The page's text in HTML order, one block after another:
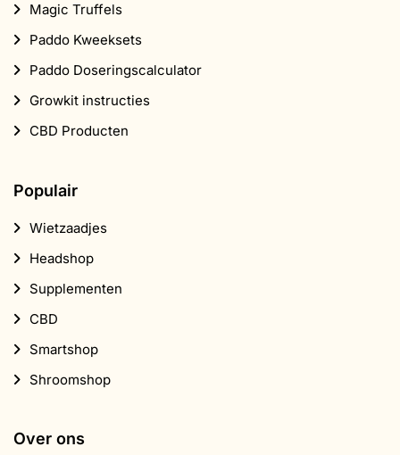
Magic Truffels
Paddo Kweeksets
Paddo Doseringscalculator
Growkit instructies
CBD Producten
Populair
Wietzaadjes
Headshop
Supplementen
CBD
Smartshop
Shroomshop
Over ons